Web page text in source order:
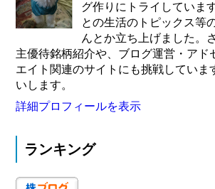
グ作りにトライしていま
との生活のトピックス等
んとか立ち上げました。
主優待銘柄紹介や、ブログ運営・アド
エイト関連のサイトにも挑戦していま
いします。
詳細プロフィールを表示
ランキング